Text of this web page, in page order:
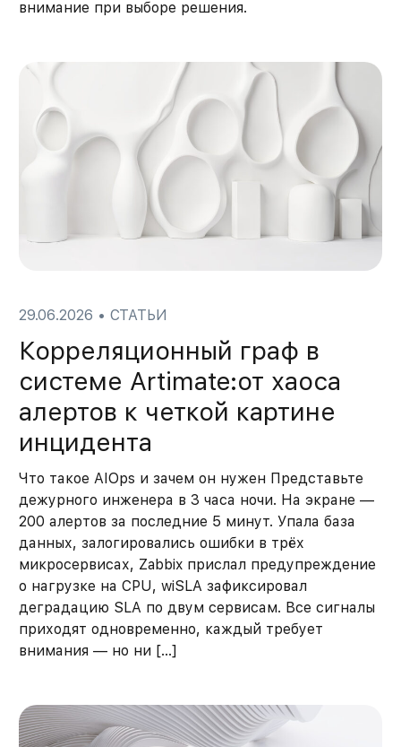
внимание при выборе решения.
29.06.2026 • СТАТЬИ
Корреляционный граф в
системе Artimate:от хаоса
алертов к четкой картине
инцидента
Что такое AIOps и зачем он нужен Представьте
дежурного инженера в 3 часа ночи. На экране —
200 алертов за последние 5 минут. Упала база
данных, залогировались ошибки в трёх
микросервисах, Zabbix прислал предупреждение
о нагрузке на CPU, wiSLA зафиксировал
деградацию SLA по двум сервисам. Все сигналы
приходят одновременно, каждый требует
внимания — но ни […]